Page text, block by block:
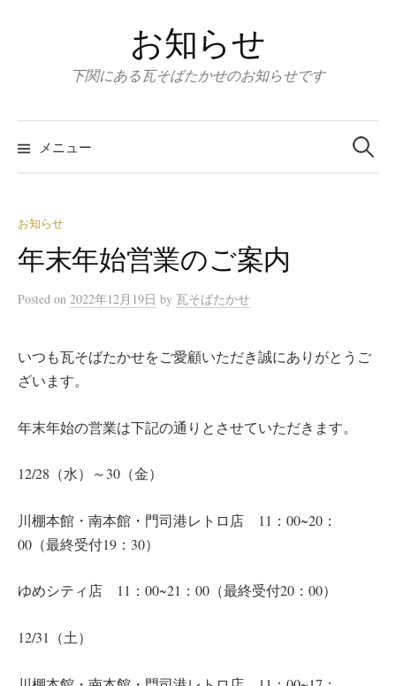
ス
キ
プ
お知らせ
下関にある瓦そばたかせのお知らせです
メニュー 索
お知らせ
年末年始営業のご案内
Posted on 2022年12月19日 by 瓦そばたかせ
いつも瓦そばたかせをご愛顧いただき誠にありがとうご
ざいます。
年末年始の営業は下記の通りとさせていただきます。
12/28（水）～30（金）
川棚本館・南本館・門司港レトロ店 11：00~20：
00（最終受付19：30）
ゆめシティ店 11：00~21：00（最終受付20：00）
12/31（土）